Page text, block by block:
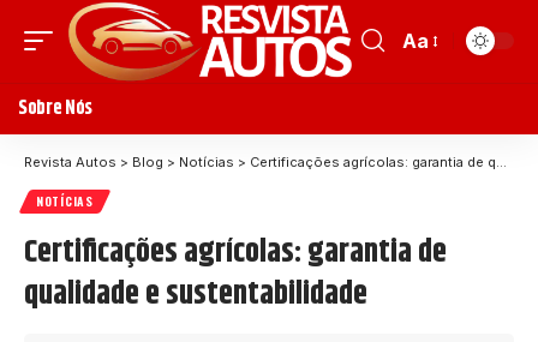
Aa
Sobre Nós
Revista Autos > Blog > Notícias > Certificações agrícolas: garantia de qualidade e sustentabilidade
NOTÍCIAS
Certificações agrícolas: garantia de
qualidade e sustentabilidade